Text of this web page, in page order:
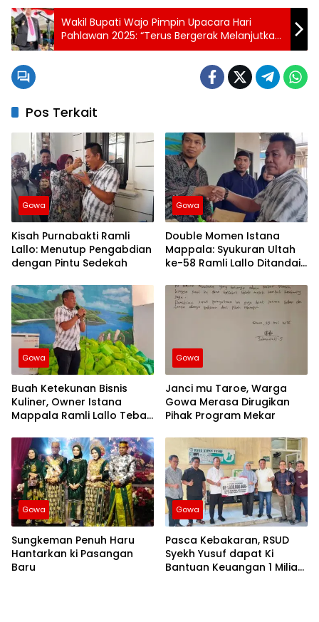
Wakil Bupati Wajo Pimpin Upacara Hari
Pahlawan 2025: “Terus Bergerak Melanjutkan
Perjuangan”
Pos Terkait
Gowa
Kisah Purnabakti Ramli
Lallo: Menutup Pengabdian
dengan Pintu Sedekah
Gowa
Double Momen Istana
Mappala: Syukuran Ultah
ke-58 Ramli Lallo Ditandai
Ibadah
Gowa
Buah Ketekunan Bisnis
Kuliner, Owner Istana
Mappala Ramli Lallo Tebar
Gowa
Gowa
Janci mu Taroe, Warga
Gowa Merasa Dirugikan
Pihak Program Mekar
Gowa
Sungkeman Penuh Haru
Hantarkan ki Pasangan
Baru
Gowa
Pasca Kebakaran, RSUD
Syekh Yusuf dapat Ki
Bantuan Keuangan 1 Miliar